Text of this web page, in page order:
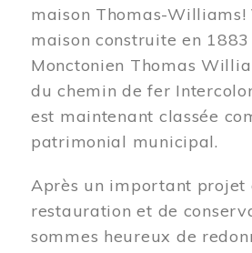
maison Thomas-Williams!
maison construite en 1883
Monctonien Thomas
du chemin de fer
est maintenant classée
patrimonial municipal.
Après un important projet
restauration et de
sommes heureux de